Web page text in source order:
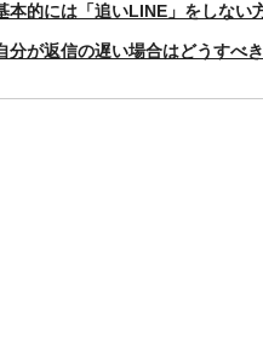
本的には「追いLINE」をしない
分が返信の遅い場合はどうすべ